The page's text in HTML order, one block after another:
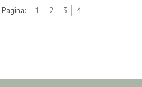
Pagina: 1 2 3 4